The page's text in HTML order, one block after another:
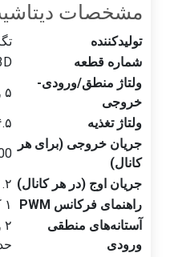
مشخصات
تولیدکننده
شماره قطعه
ولتاژ منطق/ورودی-
خروجی
ولتاژ تغذیه
۴.۵ - ۳۶ ولت
جریان خروجی (برای هر
کانال)
600 میلی آمپر
جریان اوج (در هر کانال) ۱.۲ الف
راهنمای فرکانس PWM
آستانه‌های منطقی
ورودی